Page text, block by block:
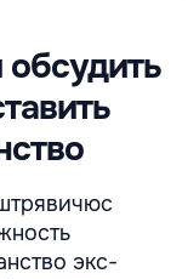
экс-